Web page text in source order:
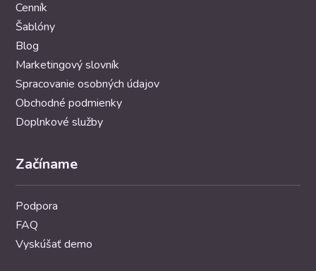
Cenník
Šablóny
Blog
Marketingový slovník
Spracovanie osobných údajov
Obchodné podmienky
Doplnkové služby
Začíname
Podpora
FAQ
Vyskúšať demo